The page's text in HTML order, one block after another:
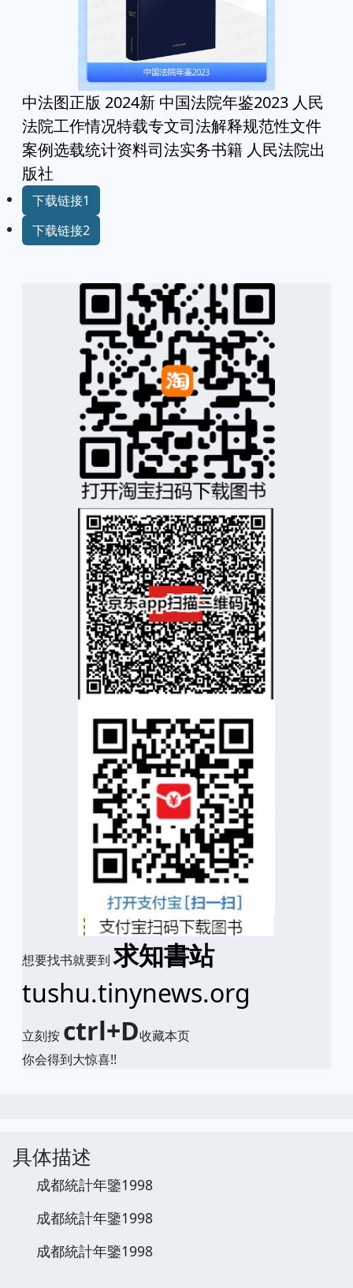
中法图正版 2024新 中国法院年鉴2023 人民
法院工作情况特载专文司法解释规范性文件
案例选载统计资料司法实务书籍 人民法院出
版社
下载链接1
下载链接2
想要找书就要到求知書站
tushu.tinynews.org
立刻按 ctrl+D收藏本页
你会得到大惊喜!!
具体描述
成都統計年鑒1998
成都統計年鑒1998
成都統計年鑒1998